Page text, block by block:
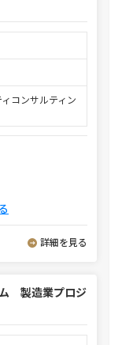
コンサルティン
詳細を見る
製造業プロジ